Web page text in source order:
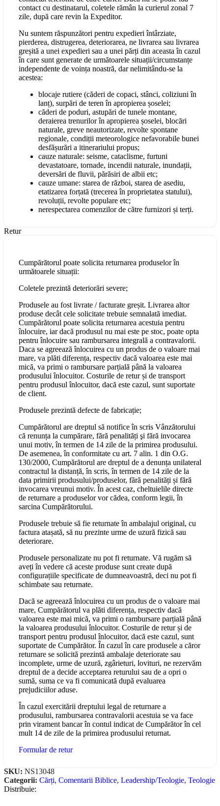
contact cu destinatarul, coletele rămân la curierul zonal 7
zile, după care revin la Expeditor.
Nu suntem răspunzători pentru expedieri întârziate,
pierderea, distrugerea, deteriorarea, ne livrarea sau livrarea
greșită a unei expedieri sau a unei părți din aceasta în cazul
în care sunt generate de următoarele situații/circumstanțe
independente de voința noastră, dar nelimitându-se la
acestea:
blocaje rutiere (căderi de copaci, stânci, coliziuni în
lanț), surpări de teren în apropierea șoselei;
căderi de poduri, astupări de tunele montane,
deraierea trenurilor în apropierea șoselei, blocări
naturale, greve neautorizate, revolte spontane
regionale, condiții meteorologice nefavorabile bunei
desfășurări a itinerariului propus;
cauze naturale: seisme, cataclisme, furtuni
devastatoare, tornade, incendii naturale, inundații,
deversări de fluvii, părăsiri de albii etc;
cauze umane: starea de război, starea de asediu,
etatizarea forțată (trecerea în proprietatea statului),
revoluții, revolte populare etc;
nerespectarea comenzilor de către furnizori și terți.
Retur
Cumpărătorul poate solicita returnarea produselor în
următoarele situații:
Coletele prezintă deteriorări severe;
Produsele au fost livrate / facturate greșit. Livrarea altor
produse decât cele solicitate trebuie semnalată imediat.
Cumpărătorul poate solicita returnarea acestuia pentru
înlocuire, iar dacă produsul nu mai este pe stoc, poate opta
pentru înlocuire sau rambursarea integrală a contravalorii.
Daca se agreează înlocuirea cu un produs de o valoare mai
mare, va plăti diferența, respectiv dacă valoarea este mai
mică, va primi o rambursare parțială până la valoarea
produsului înlocuitor. Costurile de retur și de transport
pentru produsul înlocuitor, dacă este cazul, sunt suportate
de client.
Produsele prezintă defecte de fabricație;
Cumpărătorul are dreptul să notifice în scris Vânzătorului
că renunța la cumpărare, fără penalități şi fără invocarea
unui motiv, în termen de 14 zile de la primirea produsului.
De asemenea, în conformitate cu art. 7 alin. 1 din O.G.
130/2000, Cumpărătorul are dreptul de a denunța unilateral
contractul la distanță, în scris, în termen de 14 zile de la
data primirii produsului/produselor, fără penalități și fără
invocarea vreunui motiv. În acest caz, cheltuielile directe
de returnare a produselor vor cădea, conform legii, în
sarcina Cumpărătorului.
Produsele trebuie să fie returnate în ambalajul original, cu
factura atașată, să nu prezinte urme de uzură fizică sau
deteriorare.
Produsele personalizate nu pot fi returnate. Vă rugăm să
aveți în vedere că aceste produse sunt create după
configurațiile specificate de dumneavoastră, deci nu pot fi
schimbate sau returnate.
Dacă se agreează înlocuirea cu un produs de o valoare mai
mare, Cumpărătorul va plăti diferența, respectiv dacă
valoarea este mai mică, va primi o rambursare parțială până
la valoarea produsului înlocuitor. Costurile de retur și de
transport pentru produsul înlocuitor, dacă este cazul, sunt
suportate de Cumpărător. În cazul în care produsele a căror
returnare se solicită prezintă ambalaje deteriorate sau
incomplete, urme de uzură, zgârieturi, lovituri, ne rezervăm
dreptul de a decide acceptarea returului sau de a opri o
sumă, suma ce va fi comunicată după evaluarea
prejudiciilor aduse.
În cazul exercitării dreptului legal de returnare a
produsului, rambursarea contravalorii acestuia se va face
prin virament bancar în contul indicat de Cumpărător în cel
mult 14 de zile de la primirea produsului returnat.
Formular de retur
SKU: NS13048
Categorii: Cărți, Comentarii Biblice, Leadership/Teologie, Teologie
Distribuie: